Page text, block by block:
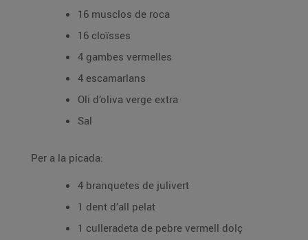
16 musclos de roca
16 cloïsses
4 gambes vermelles
4 escamarlans
Oli d’oliva verge extra
Sal
Per a la picada:
4 branquetes de julivert
1 dent d’all pelat
1 culleradeta de pebre vermell dolç